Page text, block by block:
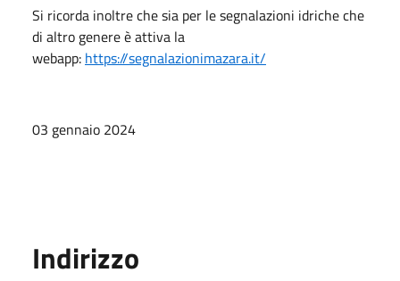
Si ricorda inoltre che sia per le segnalazioni idriche che
di altro genere è attiva la
webapp: https://segnalazionimazara.it/
03 gennaio 2024
Indirizzo